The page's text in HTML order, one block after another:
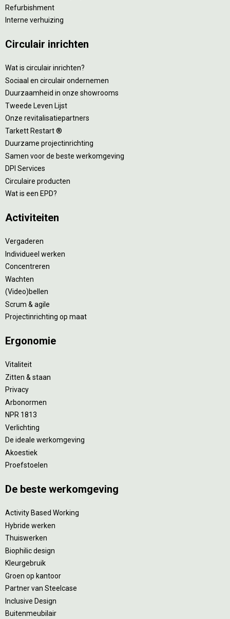
Refurbishment
Interne verhuizing
Circulair inrichten
Wat is circulair inrichten?
Sociaal en circulair ondernemen
Duurzaamheid in onze showrooms
Tweede Leven Lijst
Onze revitalisatiepartners
Tarkett Restart ®
Duurzame projectinrichting
Samen voor de beste werkomgeving
DPI Services
Circulaire producten
Wat is een EPD?
Activiteiten
Vergaderen
Individueel werken
Concentreren
Wachten
(Video)bellen
Scrum & agile
Projectinrichting op maat
Ergonomie
Vitaliteit
Zitten & staan
Privacy
Arbonormen
NPR 1813
Verlichting
De ideale werkomgeving
Akoestiek
Proefstoelen
De beste werkomgeving
Activity Based Working
Hybride werken
Thuiswerken
Biophilic design
Kleurgebruik
Groen op kantoor
Partner van Steelcase
Inclusive Design
Buitenmeubilair